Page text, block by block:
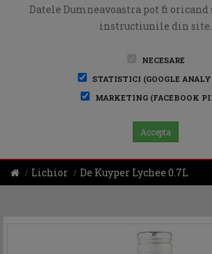
Datele Dumneavoastra pot fi
instructiunile din site.
NECESARE
STATISTICI (GOOGLE
MARKETING (FACEBOOK
Accepta
Lichior De Kuyper Lychee 0.7L